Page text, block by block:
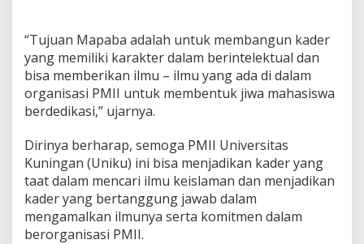
“Tujuan Mapaba adalah untuk membangun kader
yang memiliki karakter dalam berintelektual dan
bisa memberikan ilmu – ilmu yang ada di dalam
organisasi PMII untuk membentuk jiwa mahasiswa
berdedikasi,” ujarnya.
Dirinya berharap, semoga PMII Universitas
Kuningan (Uniku) ini bisa menjadikan kader yang
taat dalam mencari ilmu keislaman dan menjadikan
kader yang bertanggung jawab dalam
mengamalkan ilmunya serta komitmen dalam
berorganisasi PMII.